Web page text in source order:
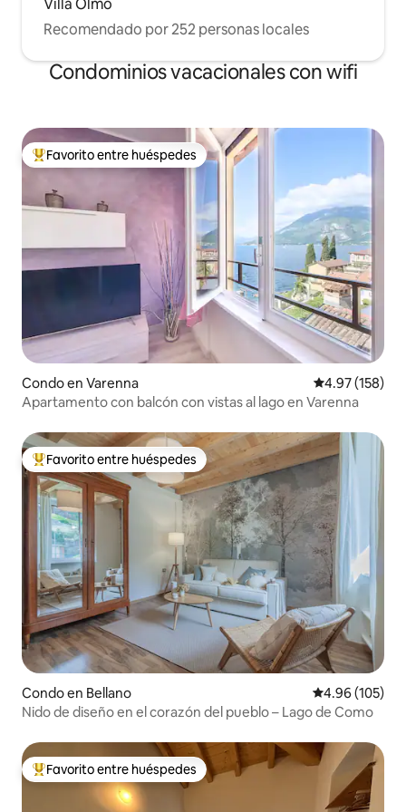
invitados en el área del lago frente a la
villa. Más tarde, su hija erigió una lápida
en su memoria. En el pequeño
cementerio de Blevio es posible visitar la
tumba de Giuditta Pasta que murió en
Villa Olmo
Recomendado por 252 personas locales
Condominios vacacionales con wifi
Favorito entre huéspedes preferido
Favorito entre huéspedes
Condo en Varenna Calificación
4.97 (158)
Apartamento con balcón con vistas al lago en Varenna
Favorito entre huéspedes preferido
Favorito entre huéspedes
Condo en Bellano Calificación
4.96 (105)
Nido de diseño en el corazón del pueblo – Lago de Como
Favorito entre huéspedes preferido
Favorito entre huéspedes